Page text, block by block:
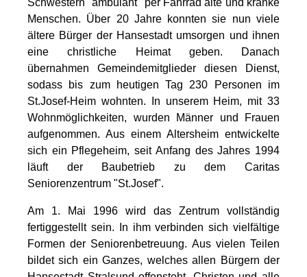
Menschen. Über 20 Jahre konnten sie nun viele
ältere Bürger der Hansestadt umsorgen und ihnen
eine christliche Heimat geben. Danach
übernahmen Gemeindemitglieder diesen Dienst,
sodass bis zum heutigen Tag 230 Personen im
St.Josef-Heim wohnten. In unserem Heim, mit 33
Wohnmöglichkeiten, wurden Männer und Frauen
aufgenommen. Aus einem Altersheim entwickelte
sich ein Pflegeheim, seit Anfang des Jahres 1994
läuft der Baubetrieb zu dem Caritas
Seniorenzentrum "St.Josef".
Am 1. Mai 1996 wird das Zentrum vollständig
fertiggestellt sein. In ihm verbinden sich vielfältige
Formen der Seniorenbetreuung. Aus vielen Teilen
bildet sich ein Ganzes, welches allen Bürgern der